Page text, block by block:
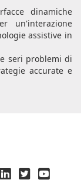
dinamiche
un'interazione
assistive in
seri problemi di
accurate e